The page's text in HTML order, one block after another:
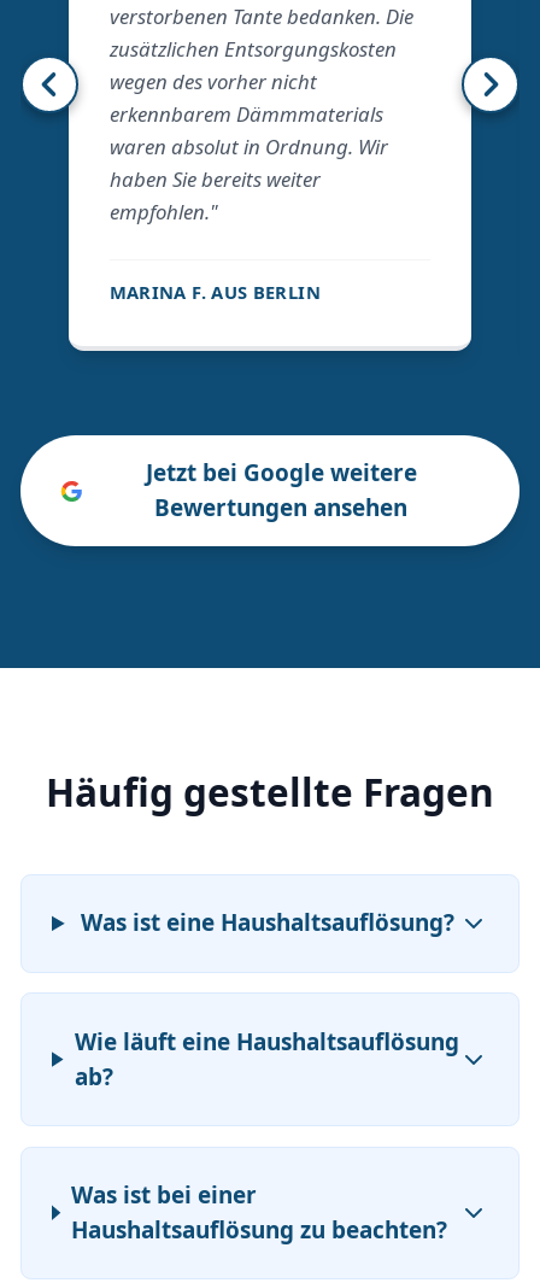
verstorbenen Tante bedanken. Die
zusätzlichen Entsorgungskosten
wegen des vorher nicht
erkennbarem Dämmmaterials
waren absolut in Ordnung. Wir
haben Sie bereits weiter
empfohlen."
MARINA F. AUS BERLIN
Jetzt bei Google weitere
Bewertungen ansehen
Häufig gestellte Fragen
Was ist eine Haushaltsauflösung?
Wie läuft eine Haushaltsauflösung
ab?
Was ist bei einer
Haushaltsauflösung zu beachten?